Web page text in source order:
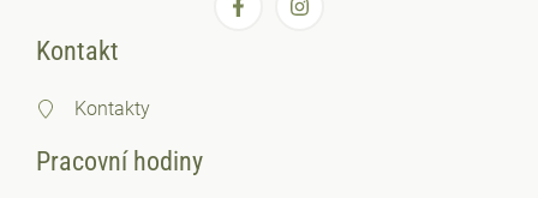
Kontakt
Kontakty
Pracovní hodiny